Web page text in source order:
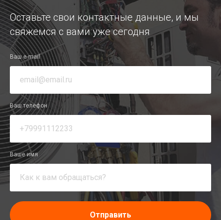
Оставьте свои контактные данные, и мы
свяжемся с вами уже сегодня
Ваш e-mail
Ваш телефон
Ваше имя
Отправить